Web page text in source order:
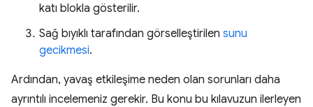
katı blokla gösterilir.
Sağ bıyıklı tarafından görselleştirilen sunu
gecikmesi.
Ardından, yavaş etkileşime neden olan sorunları daha
ayrıntılı incelemeniz gerekir. Bu konu bu kılavuzun ilerleyen